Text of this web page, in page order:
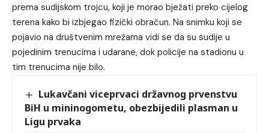
prema sudijskom trojcu, koji je morao bježati preko cijelog
terena kako bi izbjegao fizički obračun. Na snimku koji se
pojavio na društvenim mrežama vidi se da su sudije u
pojedinim trenucima i udarane, dok policije na stadionu u
tim trenucima nije bilo.
Lukavčani viceprvaci državnog prvenstvu
BiH u mininogometu, obezbijedili plasman u
Ligu prvaka